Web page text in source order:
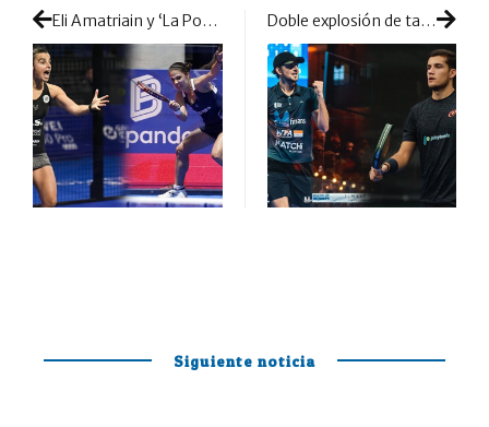
Eli Amatriain y ‘La Portu’: cuando la veteranía es un grado Doble explosión de talento: Yanguas y Arroyo eligen compartir aventura
Siguiente noticia